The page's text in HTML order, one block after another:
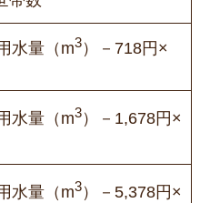
水量（m3）－718円×
水量（m3）－1,678円×
水量（m3）－5,378円×